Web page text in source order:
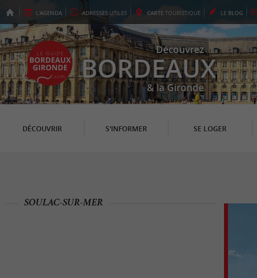
L'AGENDA ADRESSES UTILES CARTE TOURISTIQUE LE BLOG
Découvrez
BORDEAUX
& la Gironde
DÉCOUVRIR S'INFORMER SE LOGER
SOULAC-SUR-MER